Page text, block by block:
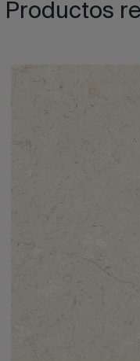
Productos